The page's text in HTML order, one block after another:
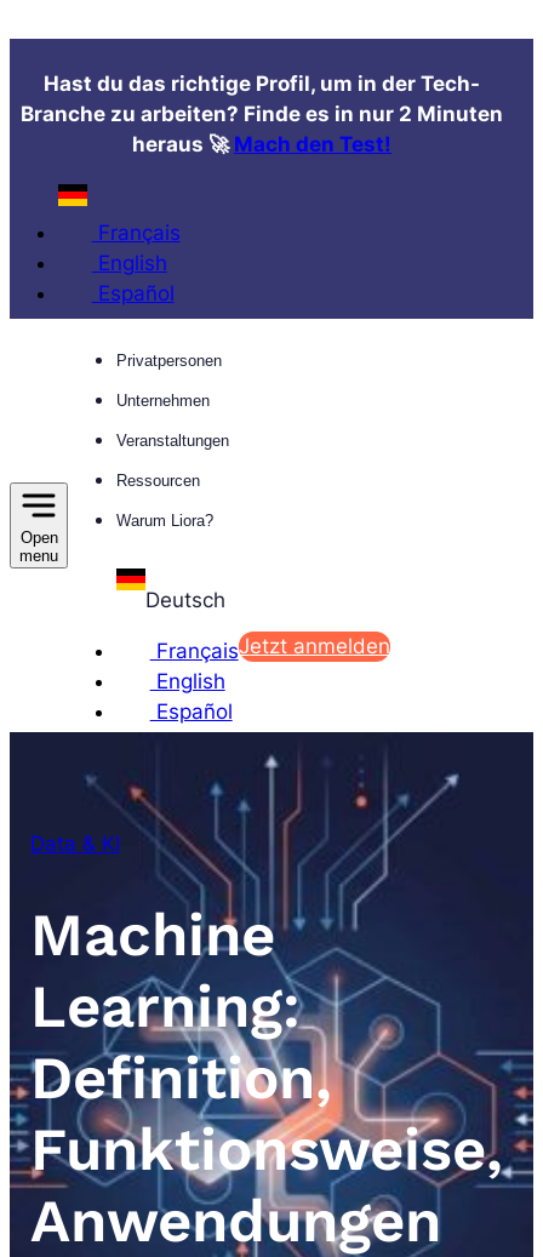
Inhalt
springen
Hast du das richtige Profil, um in der Tech-
Branche zu arbeiten? Finde es in nur 2 Minuten
heraus 🚀 Mach den Test!
Français
English
Español
Open
menu
Privatpersonen
Unternehmen
Veranstaltungen
Ressourcen
Warum Liora?
Deutsch
Français
English
Español
Jetzt anmelden
Data & KI
Machine
Learning:
Definition,
Funktionsweise,
Anwendungen